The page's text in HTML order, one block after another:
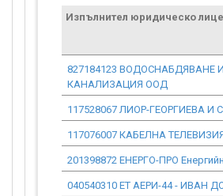
Изпълнител юридическо лице
827184123 ВОДОСНАБДЯВАНЕ И
КАНАЛИЗАЦИЯ ООД
117528067 ЛИОР-ГЕОРГИЕВА И
117076007 КАБЕЛНА
201398872 ЕНЕРГО-ПРО
040540310 ЕТ АЕРИ-44 - ИВАН